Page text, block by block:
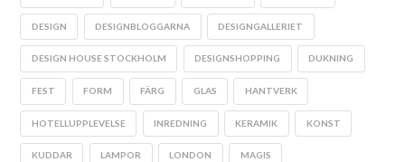
DESIGN DESIGNBLOGGARNA DESIGNGALLERIET
DESIGN HOUSE STOCKHOLM DESIGNSHOPPING DUKNING
FEST FORM FÄRG GLAS HANTVERK
HOTELLUPPLEVELSE INREDNING KERAMIK KONST
KUDDAR LAMPOR LONDON MAGIS